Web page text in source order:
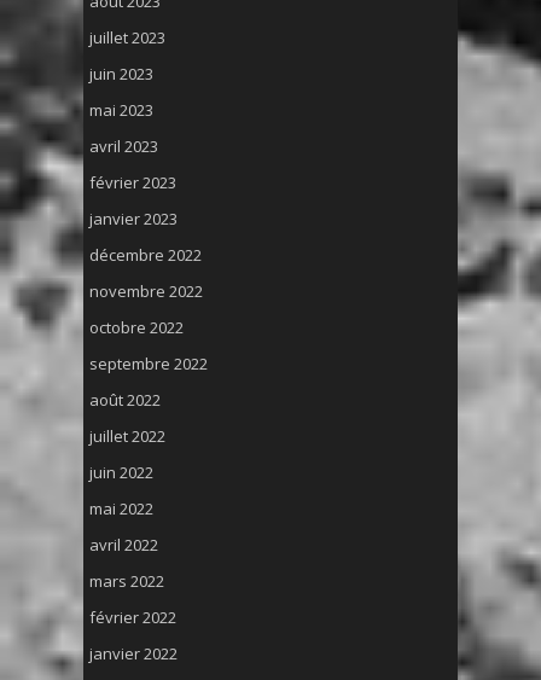
juillet 2023
juin 2023
mai 2023
avril 2023
février 2023
janvier 2023
décembre 2022
novembre 2022
octobre 2022
septembre 2022
août 2022
juillet 2022
juin 2022
mai 2022
avril 2022
mars 2022
février 2022
janvier 2022